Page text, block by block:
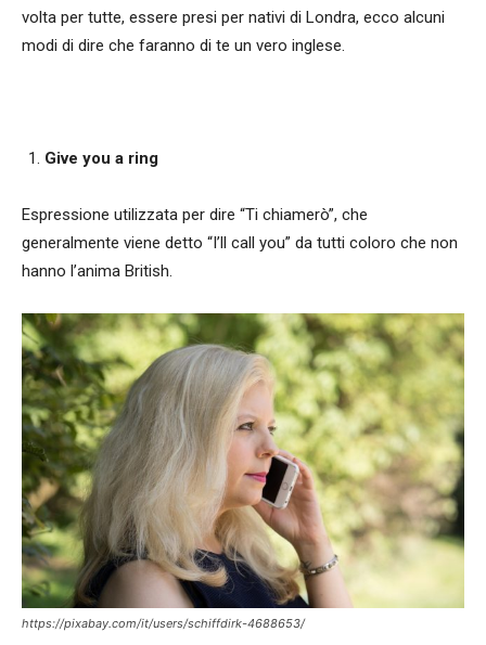
volta per tutte, essere presi per nativi di Londra, ecco alcuni
modi di dire che faranno di te un vero inglese.
Give you a ring
Espressione utilizzata per dire “Ti chiamerò”, che
generalmente viene detto “I’ll call you” da tutti coloro che non
hanno l’anima British.
https://pixabay.com/it/users/schiffdirk-4688653/